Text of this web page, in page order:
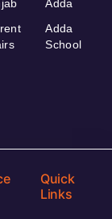
Adda
Adda
School
Quick
Links